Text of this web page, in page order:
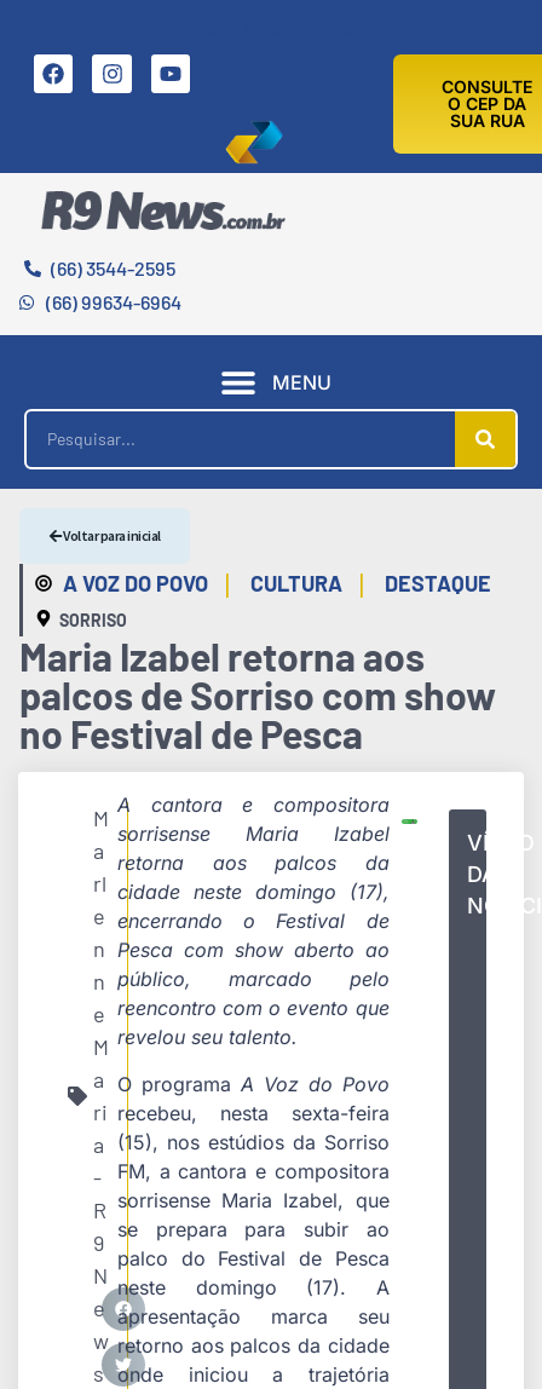
CONSULTE
O CEP DA
SUA RUA
(66) 3544-2595
(66) 99634-6964
MENU
A VOZ DO POVO | CULTURA | DESTAQUE
SORRISO
Voltar para inicial
Maria Izabel retorna aos
palcos de Sorriso com show
no Festival de Pesca
M
a
rl
e
n
n
e
M
a
ri
a
-
R
9
N
e
w
s
A cantora e compositora
sorrisense Maria Izabel
retorna aos palcos da
cidade neste domingo (17),
encerrando o Festival de
Pesca com show aberto ao
público, marcado pelo
reencontro com o evento que
revelou seu talento.
O programa A Voz do Povo
recebeu, nesta sexta-feira
(15), nos estúdios da Sorriso
FM, a cantora e compositora
sorrisense Maria Izabel, que
se prepara para subir ao
palco do Festival de Pesca
neste domingo (17). A
apresentação marca seu
retorno aos palcos da cidade
onde iniciou a trajetória
VÍDEO
DA